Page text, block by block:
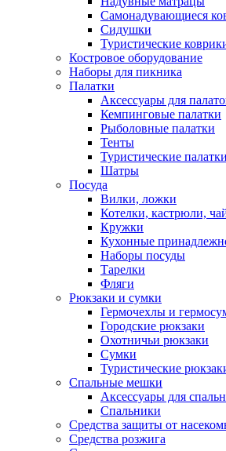
Самонадувающиеся
Сидушки
Туристические
Костровое оборудование
Наборы для пикника
Палатки
Аксессуары для
Кемпинговые палатки
Рыболовные палатки
Тенты
Туристические палатки
Шатры
Посуда
Вилки, ложки
Котелки, кастрюли,
Кружки
Кухонные
Наборы посуды
Тарелки
Фляги
Рюкзаки и сумки
Гермочехлы и
Городские рюкзаки
Охотничьи рюкзаки
Сумки
Туристические
Спальные мешки
Аксессуары для
Спальники
Средства защиты от
Средства розжига